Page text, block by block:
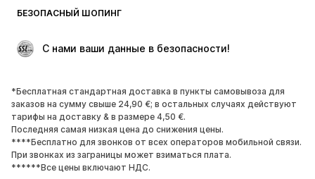
Поводы
ЭКСКЛЮЗИВ
ОБУВЬ
НОВИНКИ
Модные тенденции
Кроссовки и кеды
Ботинки
Лодочки и туфли на высоких
БЕЗОПАСНЫЙ ШОПИНГ
С нами ваши данные в безопасности!
*Бесплатная стандартная доставка в пункты самовывоза для
заказов на сумму свыше 24,90 €; в остальных случаях действуют
тарифы на доставку & в размере 4,50 €.
Последняя самая низкая цена до снижения цены.
****Бесплатно для звонков от всех операторов мобильной связи.
При звонках из заграницы может взиматься плата.
******Все цены включают НДС.